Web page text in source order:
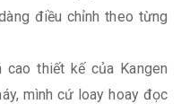
điều chỉnh theo từng
thiết kế của Kangen
mình cứ loay hoay đọc